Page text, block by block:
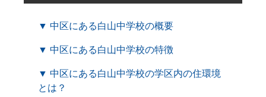
▼ 中区にある白山中学校の概要
▼ 中区にある白山中学校の特徴
▼ 中区にある白山中学校の学区内の住環境
とは？